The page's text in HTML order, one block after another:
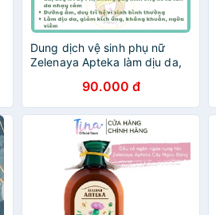
Dung dịch vệ sinh phụ nữ
Zelenaya Apteka làm dịu da,
vùng kín 370ml90.000 đ